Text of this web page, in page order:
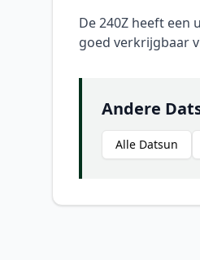
De 240Z heeft een
goed verkrijgbaar
Andere
Alle Datsun